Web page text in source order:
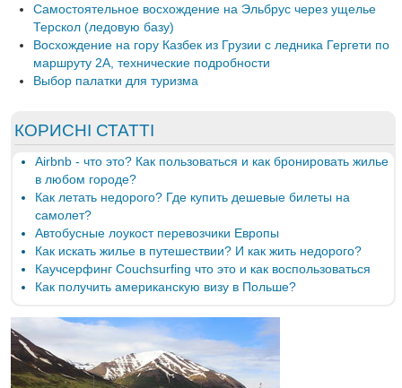
Самостоятельное восхождение на Эльбрус через ущелье
Терскол (ледовую базу)
Восхождение на гору Казбек из Грузии с ледника Гергети по
маршруту 2А, технические подробности
Выбор палатки для туризма
КОРИСНІ СТАТТІ
Airbnb - что это? Как пользоваться и как бронировать жилье
в любом городе?
Как летать недорого? Где купить дешевые билеты на
самолет?
Автобусные лоукост перевозчики Европы
Как искать жилье в путешествии? И как жить недорого?
Каучсерфинг Couchsurfing что это и как воспользоваться
Как получить американскую визу в Польше?